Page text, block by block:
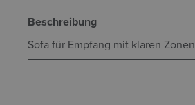
Beschreibung
Sofa für Empfang mit klaren Zonen